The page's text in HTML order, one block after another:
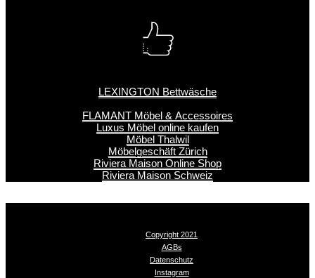
LEXINGTON Bettwäsche
FLAMANT Möbel & Accessoires
Luxus Möbel online kaufen
Möbel Thalwil
Möbelgeschäft Zürich
Riviera Maison Online Shop
Riviera Maison Schweiz
Copyright 2021
AGBs
Datenschutz
Instagram